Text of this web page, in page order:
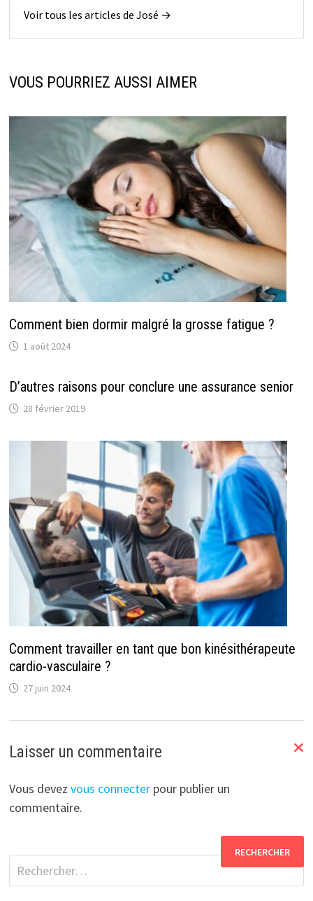
Voir tous les articles de José →
VOUS POURRIEZ AUSSI AIMER
Comment bien dormir malgré la grosse fatigue ?
1 août 2024
D’autres raisons pour conclure une assurance senior
28 février 2019
Comment travailler en tant que bon kinésithérapeute
cardio-vasculaire ?
27 juin 2024
Laisser un commentaire
Vous devez vous connecterpour publier un
commentaire.